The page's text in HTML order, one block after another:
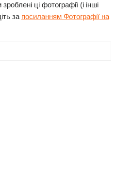
ці фотографії (і інші
за посиланням Фотографії на